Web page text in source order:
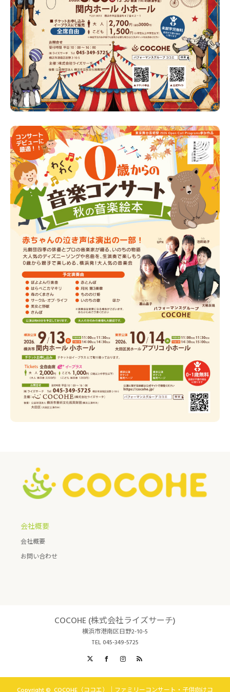
会社概要
会社概要
お問い合わせ
COCOHE (株式会社ライズサーチ)
横浜市港南区日野2-10-5
TEL 045-349-5725
FacebookInstagram